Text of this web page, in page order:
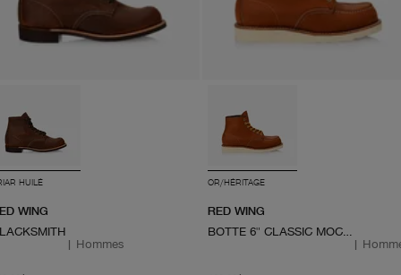
HUILÉ
WING
| Hommes
OR/HÉRITAGE
RED WING
BOTTE 6" CLASSIC MOC 875
|